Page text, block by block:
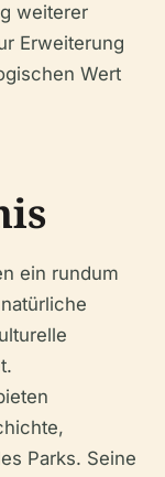
weiterer
Erweiterung
Wert
ein rundum
Parks. Seine